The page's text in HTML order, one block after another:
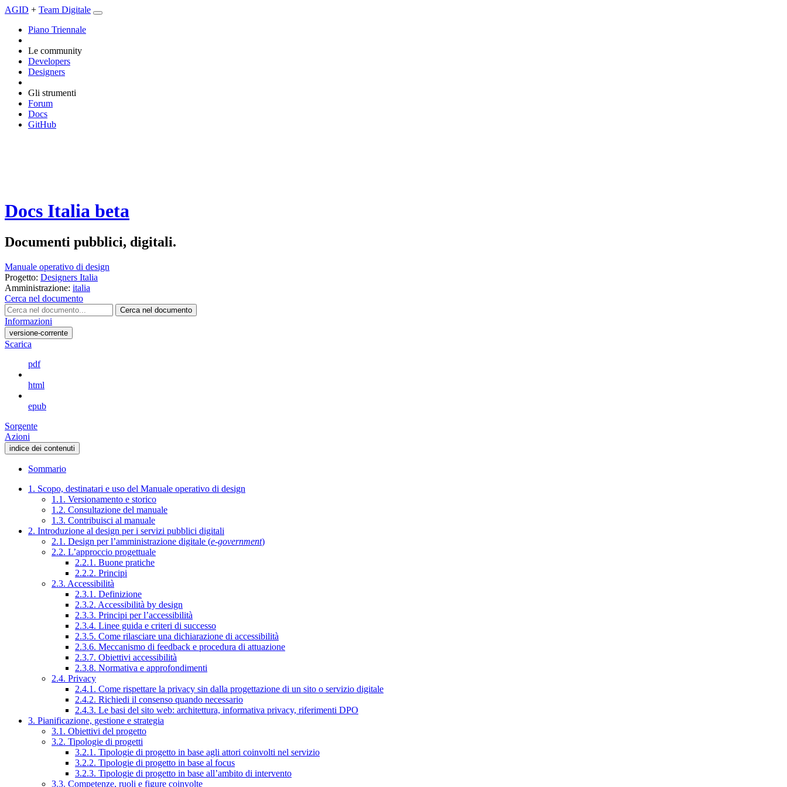
AGID + Team Digitale
Piano Triennale
Le community
Developers
Designers
Gli strumenti
Forum
Docs
GitHub
Docs Italia beta
Documenti pubblici, digitali.
Manuale operativo di design
Progetto: Designers Italia
Amministrazione: italia
Cerca nel documento
Cerca nel documento
Informazioni
versione-corrente
Scarica
pdf
html
epub
Sorgente
Azioni
indice dei contenuti
Sommario
1. Scopo, destinatari e uso del Manuale operativo di design
1.1. Versionamento e storico
1.2. Consultazione del manuale
1.3. Contribuisci al manuale
2. Introduzione al design per i servizi pubblici digitali
2.1. Design per l’amministrazione digitale (e-government)
2.2. L’approccio progettuale
2.2.1. Buone pratiche
2.2.2. Principi
2.3. Accessibilità
2.3.1. Definizione
2.3.2. Accessibilità by design
2.3.3. Principi per l’accessibilità
2.3.4. Linee guida e criteri di successo
2.3.5. Come rilasciare una dichiarazione di accessibilità
2.3.6. Meccanismo di feedback e procedura di attuazione
2.3.7. Obiettivi accessibilità
2.3.8. Normativa e approfondimenti
2.4. Privacy
2.4.1. Come rispettare la privacy sin dalla progettazione di un sito o servizio digitale
2.4.2. Richiedi il consenso quando necessario
2.4.3. Le basi del sito web: architettura, informativa privacy, riferimenti DPO
3. Pianificazione, gestione e strategia
3.1. Obiettivi del progetto
3.2. Tipologie di progetti
3.2.1. Tipologie di progetto in base agli attori coinvolti nel servizio
3.2.2. Tipologie di progetto in base al focus
3.2.3. Tipologie di progetto in base all’ambito di intervento
3.3. Competenze, ruoli e figure coinvolte